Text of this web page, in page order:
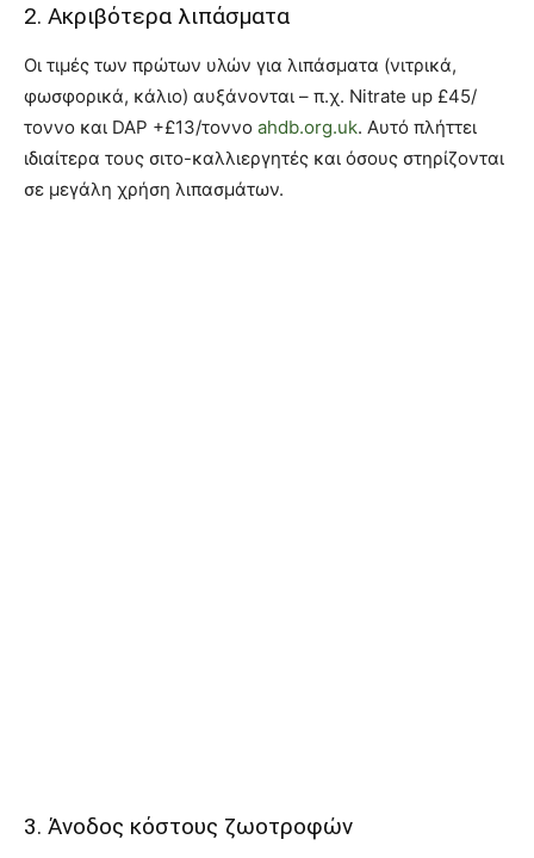
2. Ακριβότερα λιπάσματα
Οι τιμές των πρώτων υλών για λιπάσματα (νιτρικά,
φωσφορικά, κάλιο) αυξάνονται – π.χ. Nitrate up £45/
τοννο και DAP +£13/τοννο ahdb.org.uk. Αυτό πλήττει
ιδιαίτερα τους σιτο-καλλιεργητές και όσους στηρίζονται
σε μεγάλη χρήση λιπασμάτων.
3. Άνοδος κόστους ζωοτροφών